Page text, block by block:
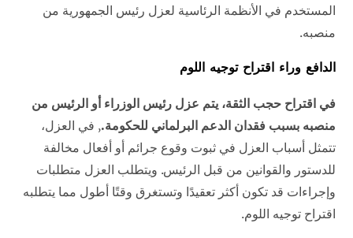
المستخدم في الأنظمة الرئاسية لعزل رئيس الجمهورية من
منصبه.
الدافع وراء اقتراح توجيه اللوم
في اقتراح حجب الثقة، يتم عزل رئيس الوزراء أو الرئيس من
منصبه بسبب فقدان الدعم البرلماني للحكومة., في العزل،
تتمثل أسباب العزل في ثبوت وقوع جرائم أو أفعال مخالفة
للدستور والقوانين من قبل الرئيس. ويتطلب العزل متطلبات
وإجراءات قد تكون أكثر تعقيدًا وتستغرق وقتًا أطول مما يتطلبه
اقتراح توجيه اللوم.